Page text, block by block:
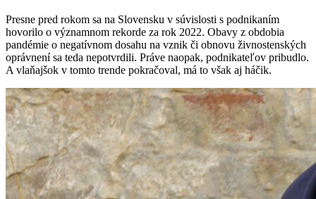
Presne pred rokom sa na Slovensku v súvislosti s podnikaním
hovorilo o významnom rekorde za rok 2022. Obavy z obdobia
pandémie o negatívnom dosahu na vznik či obnovu živnostenských
oprávnení sa teda nepotvrdili. Práve naopak, podnikateľov pribudlo.
A vlaňajšok v tomto trende pokračoval, má to však aj háčik.